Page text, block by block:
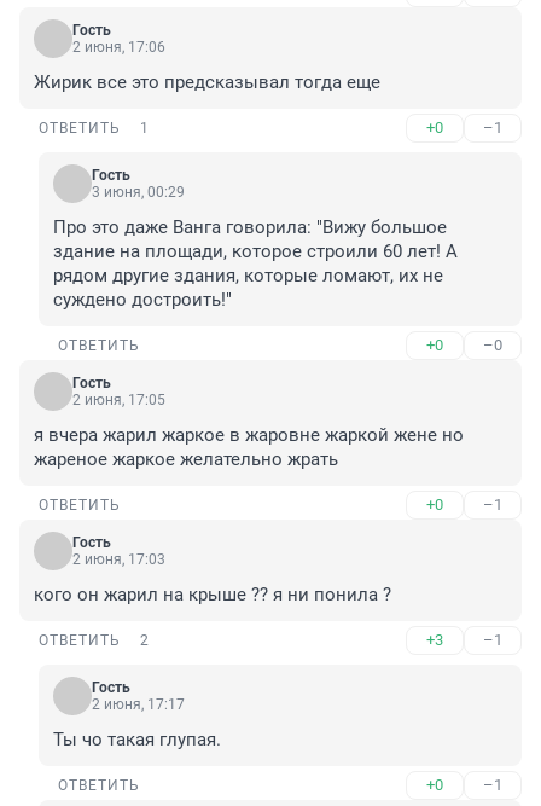
Гость
2 июня, 17:06
Жирик все это предсказывал тогда еще
ОТВЕТИТЬ 1 +0 –1
Гость
3 июня, 00:29
Про это даже Ванга говорила: "Вижу большое
здание на площади, которое строили 60 лет! А
рядом другие здания, которые ломают, их не
суждено достроить!"
ОТВЕТИТЬ +0 –0
Гость
2 июня, 17:05
я вчера жарил жаркое в жаровне жаркой жене но
жареное жаркое желательно жрать
ОТВЕТИТЬ +0 –1
Гость
2 июня, 17:03
кого он жарил на крыше ?? я ни понила ?
ОТВЕТИТЬ 2 +3 –1
Гость
2 июня, 17:17
Ты чо такая глупая.
ОТВЕТИТЬ +0 –1